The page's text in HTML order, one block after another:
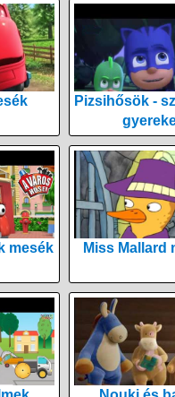
Pizsihősök -
mesék Miss Mallard